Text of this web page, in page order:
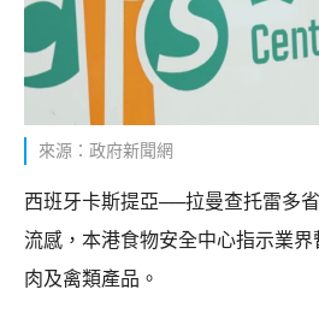
來源：政府新聞網
西班牙卡斯提亞──拉曼查托雷多
流感，本港食物安全中心指示業
肉及禽類產品。